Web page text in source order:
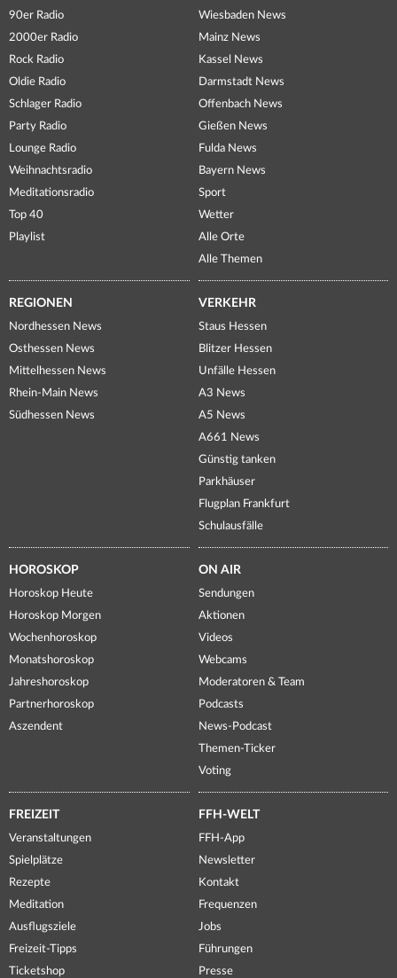
90er Radio
2000er Radio
Rock Radio
Oldie Radio
Schlager Radio
Party Radio
Lounge Radio
Weihnachtsradio
Meditationsradio
Top 40
Playlist
Wiesbaden News
Mainz News
Kassel News
Darmstadt News
Offenbach News
Gießen News
Fulda News
Bayern News
Sport
Wetter
Alle Orte
Alle Themen
REGIONEN
Nordhessen News
Osthessen News
Mittelhessen News
Rhein-Main News
Südhessen News
VERKEHR
Staus Hessen
Blitzer Hessen
Unfälle Hessen
A3 News
A5 News
A661 News
Günstig tanken
Parkhäuser
Flugplan Frankfurt
Schulausfälle
HOROSKOP
Horoskop Heute
Horoskop Morgen
Wochenhoroskop
Monatshoroskop
Jahreshoroskop
Partnerhoroskop
Aszendent
ON AIR
Sendungen
Aktionen
Videos
Webcams
Moderatoren & Team
Podcasts
News-Podcast
Themen-Ticker
Voting
FREIZEIT
Veranstaltungen
Spielplätze
Rezepte
Meditation
Ausflugsziele
Freizeit-Tipps
Ticketshop
FFH-WELT
FFH-App
Newsletter
Kontakt
Frequenzen
Jobs
Führungen
Presse